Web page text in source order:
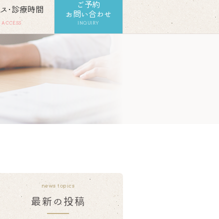
ス･診療時間
ACCESS
ご予約
お問い合わせ
INQUIRY
news topics
最新の投稿